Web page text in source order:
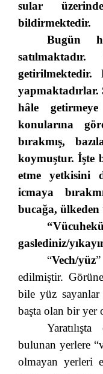
sular
bildirmektedir.
Bugün
getirilmektedir.
yapmaktadırlar.
hâle getirmeye
konularına
bırakmış,
koymuştur. İşte
etme yetkisini
icmaya
bucağa, ülkeden
gaslediniz/
“Vech/yüz
edilmiştir.
bile yüz
başta olan bir yer
bulunan yerlere
olmayan yerleri